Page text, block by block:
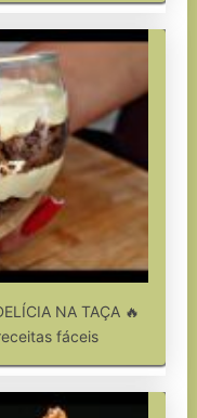
NA TAÇA 🔥
fáceis